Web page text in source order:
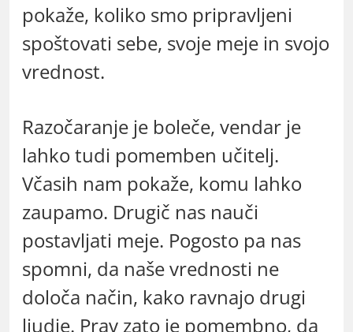
pokaže, koliko smo pripravljeni
spoštovati sebe, svoje meje in svojo
vrednost.
Razočaranje je boleče, vendar je
lahko tudi pomemben učitelj.
Včasih nam pokaže, komu lahko
zaupamo. Drugič nas nauči
postavljati meje. Pogosto pa nas
spomni, da naše vrednosti ne
določa način, kako ravnajo drugi
ljudje. Prav zato je pomembno, da